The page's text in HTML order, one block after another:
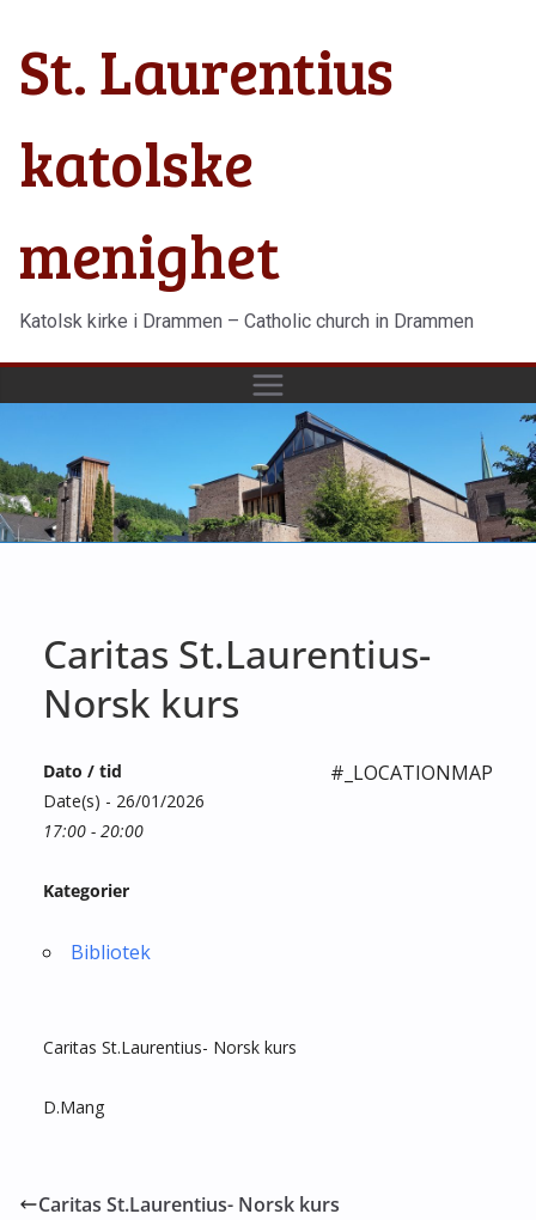
innholdet
St. Laurentius
katolske
menighet
Katolsk kirke i Drammen – Catholic church in Drammen
Caritas St.Laurentius-
Norsk kurs
#_LOCATIONMAP
Dato / tid
Date(s) - 26/01/2026
17:00 - 20:00
Kategorier
Bibliotek
Caritas St.Laurentius- Norsk kurs
D.Mang
Caritas St.Laurentius- Norsk kurs